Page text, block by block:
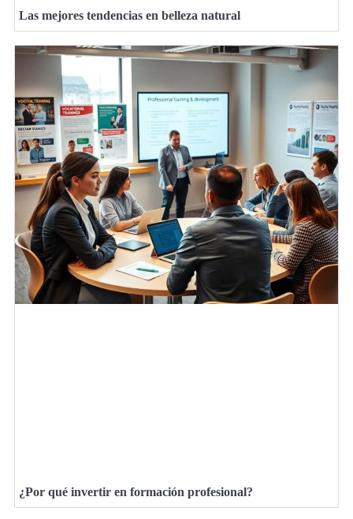
Las mejores tendencias en belleza natural
¿Por qué invertir en formación profesional?